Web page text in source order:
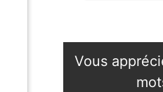
Vous